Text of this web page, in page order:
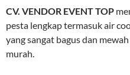
CV. VENDOR EVENT TOP
pesta lengkap termasuk air
yang sangat bagus dan
murah.